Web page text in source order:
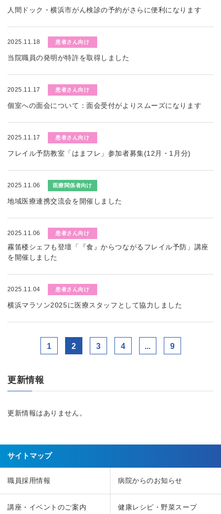
人間ドック・横浜市がん検診の予約がさらに便利になります
2025.11.18 患者さん向け
当院職員の発明が特許を取得しました
2025.11.17 患者さん向け
個室への面会について：面会受付がよりスムーズになります
2025.11.17 患者さん向け
フレイル予防教室「はまフレ」参加者募集(12月・1月分)
2025.11.06 医療関係者向け
地域医療連携交流会を開催しました
2025.11.06 患者さん向け
霧笛楼シェフも登壇「『食』からつながるフレイル予防」講座
を開催しました
2025.11.04 患者さん向け
横浜マラソン2025に医療スタッフとして協力しました
1 2 3 4 ... 9
更新情報
更新情報はありません。
サイトマップ
職員採用情報 病院からのお知らせ
講座・イベントのご案内 健康レシピ・野菜スープ